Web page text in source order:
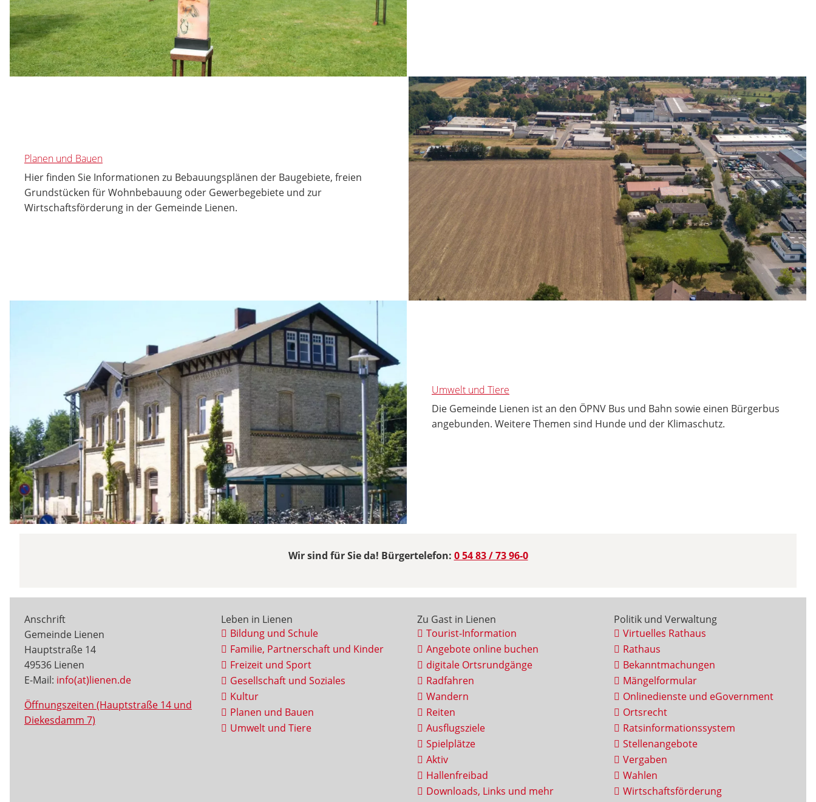
Planen und Bauen
Hier finden Sie Informationen zu Bebauungsplänen der Baugebiete, freien
Grundstücken für Wohnbebauung oder Gewerbegebiete und zur
Wirtschaftsförderung in der Gemeinde Lienen.
Umwelt und Tiere
Die Gemeinde Lienen ist an den ÖPNV Bus und Bahn sowie einen Bürgerbus
angebunden. Weitere Themen sind Hunde und der Klimaschutz.
Wir sind für Sie da! Bürgertelefon: 0 54 83 / 73 96-0
Anschrift
Gemeinde Lienen
Hauptstraße 14
49536 Lienen
E-Mail: info(at)lienen.de
Öffnungszeiten (Hauptstraße 14 und
Diekesdamm 7)
Leben in Lienen
Bildung und Schule
Familie, Partnerschaft und Kinder
Freizeit und Sport
Gesellschaft und Soziales
Kultur
Planen und Bauen
Umwelt und Tiere
Zu Gast in Lienen
Tourist-Information
Angebote online buchen
digitale Ortsrundgänge
Radfahren
Wandern
Reiten
Ausflugsziele
Spielplätze
Aktiv
Hallenfreibad
Downloads, Links und mehr
Politik und Verwaltung
Virtuelles Rathaus
Rathaus
Bekanntmachungen
Mängelformular
Onlinedienste und eGovernment
Ortsrecht
Ratsinformationssystem
Stellenangebote
Vergaben
Wahlen
Wirtschaftsförderung